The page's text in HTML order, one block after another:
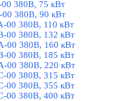
380В, 75 кВт
380В, 90 кВт
00 380В, 110 кВт
00 380В, 132 кВт
00 380В, 160 кВт
00 380В, 185 кВт
00 380В, 220 кВт
00 380В, 315 кВт
00 380В, 355 кВт
00 380В, 400 кВт